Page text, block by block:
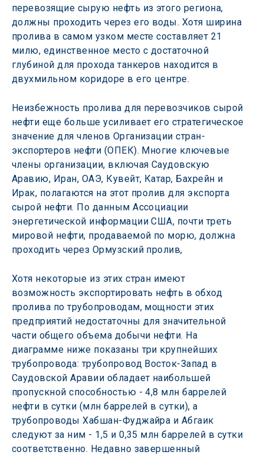
перевозящие сырую нефть из этого региона,
должны проходить через его воды. Хотя ширина
пролива в самом узком месте составляет 21
милю, единственное место с достаточной
глубиной для прохода танкеров находится в
двухмильном коридоре в его центре.
Неизбежность пролива для перевозчиков сырой
нефти еще больше усиливает его стратегическое
значение для членов Организации стран-
экспортеров нефти (ОПЕК). Многие ключевые
члены организации, включая Саудовскую
Аравию, Иран, ОАЭ, Кувейт, Катар, Бахрейн и
Ирак, полагаются на этот пролив для экспорта
сырой нефти. По данным Ассоциации
энергетической информации США, почти треть
мировой нефти, продаваемой по морю, должна
проходить через Ормузский пролив,
Хотя некоторые из этих стран имеют
возможность экспортировать нефть в обход
пролива по трубопроводам, мощности этих
предприятий недостаточны для значительной
части общего объема добычи нефти. На
диаграмме ниже показаны три крупнейших
трубопровода: трубопровод Восток-Запад в
Саудовской Аравии обладает наибольшей
пропускной способностью - 4,8 млн баррелей
нефти в сутки (млн баррелей в сутки), а
трубопроводы Хабшан-Фуджайра и Абгаик
следуют за ним - 1,5 и 0,35 млн баррелей в сутки
соответственно. Недавно завершенный